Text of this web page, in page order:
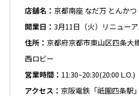
店舗名： 京都南座 なだ万 とんかつ
開業日： 3月11日（火）リニュー
住所： 京都府京都市東山区四条大
西ロビー
営業時間： 11:30~20:30(20:00
アクセス： 京阪電鉄「祇園四条駅